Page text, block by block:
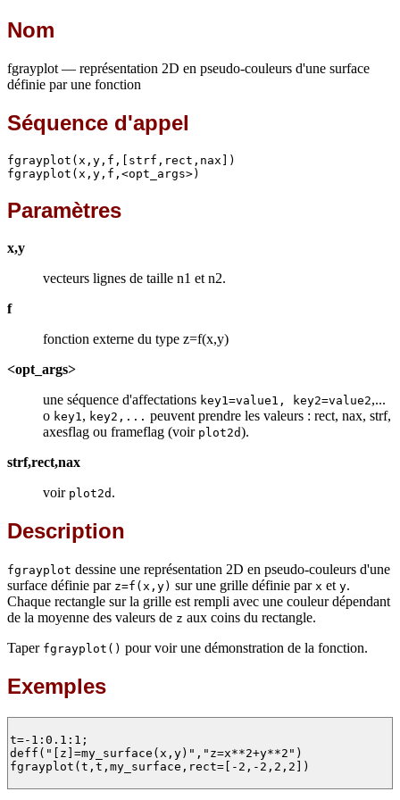
Nom
fgrayplot — représentation 2D en pseudo-couleurs d'une surface
définie par une fonction
Séquence d'appel
fgrayplot(x,y,f,[strf,rect,nax])
fgrayplot(x,y,f,<opt_args>)
Paramètres
x,y
vecteurs lignes de taille n1 et n2.
f
fonction externe du type z=f(x,y)
<opt_args>
une séquence d'affectations key1=value1, key2=value2,...
o key1, key2,... peuvent prendre les valeurs : rect, nax, strf,
axesflag ou frameflag (voir plot2d).
strf,rect,nax
voir plot2d .
Description
fgrayplot dessine une représentation 2D en pseudo-couleurs d'une
surface définie par z=f(x,y) sur une grille définie par x et y.
Chaque rectangle sur la grille est rempli avec une couleur dépendant
de la moyenne des valeurs de z aux coins du rectangle.
Taper fgrayplot() pour voir une démonstration de la fonction.
Exemples
t=-1:0.1:1;
deff("[z]=my_surface(x,y)","z=x**2+y**2")
fgrayplot(t,t,my_surface,rect=[-2,-2,2,2])